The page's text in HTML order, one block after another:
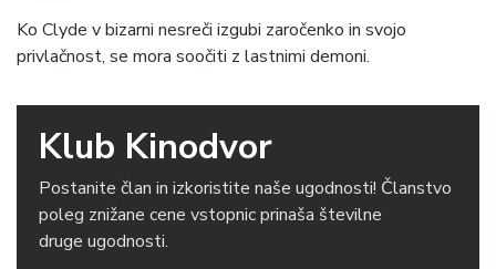
Ko Clyde v bizarni nesreči izgubi zaročenko in svojo
privlačnost, se mora soočiti z lastnimi demoni.
Klub Kinodvor
Postanite član in izkoristite naše ugodnosti! Članstvo
poleg znižane cene vstopnic prinaša številne
druge ugodnosti.